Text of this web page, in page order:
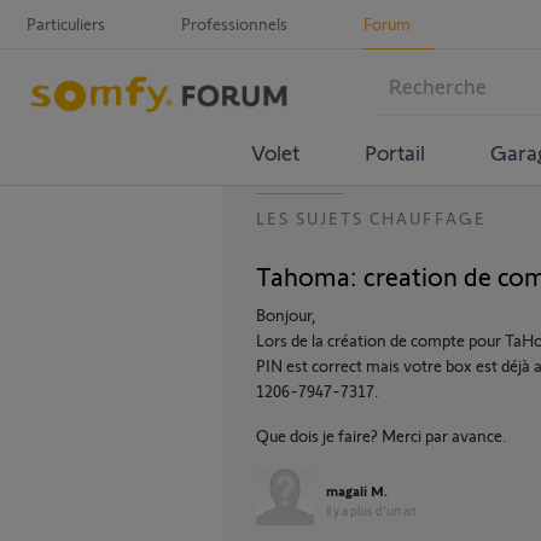
Particuliers Professionnels Forum
Volet Portail
LES SUJETS CHAUFFAGE
Tahoma: creation de
Bonjour,
Lors de la création de compte pour
PIN est correct mais votre box est
1206-7947-7317.
Que dois je faire? Merci par avance.
magali M.
il y a plus d'un an